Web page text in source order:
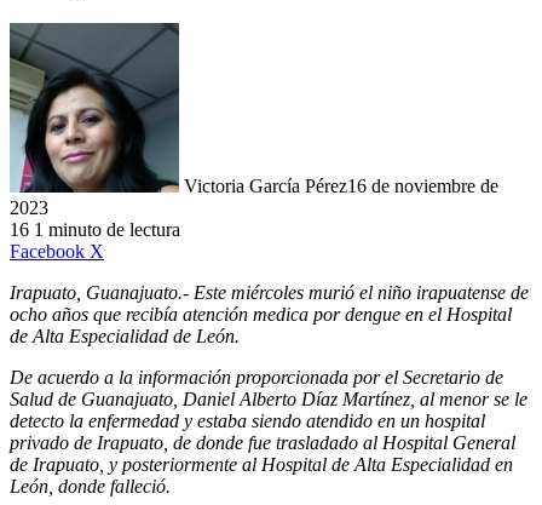
Victoria García Pérez16 de noviembre de
2023
16 1 minuto de lectura
Facebook X
Irapuato, Guanajuato.- Este miércoles murió el niño irapuatense de
ocho años que recibía atención medica por dengue en el Hospital
de Alta Especialidad de León.
De acuerdo a la información proporcionada por el Secretario de
Salud de Guanajuato, Daniel Alberto Díaz Martínez, al menor se le
detecto la enfermedad y estaba siendo atendido en un hospital
privado de Irapuato, de donde fue trasladado al Hospital General
de Irapuato, y posteriormente al Hospital de Alta Especialidad en
León, donde falleció.